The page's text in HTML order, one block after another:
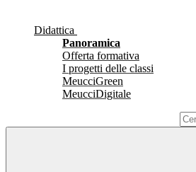
Didattica
Panoramica
Offerta formativa
I progetti delle classi
MeucciGreen
MeucciDigitale